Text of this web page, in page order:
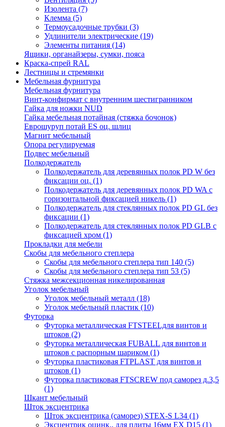
Изолента (7)
Клемма (5)
Термоусадочные трубки (3)
Удлинители электрические (19)
Элементы питания (14)
Ящики, органайзеры, сумки, пояса
Краска-спрей RAL
Лестницы и стремянки
Мебельная фурнитура
Мебельная фурнитура
Винт-конфирмат с внутренним шестигранником
Гайка для ножки NUD
Гайка мебельная потайная (стяжка бочонок)
Еврошуруп потай ES оц. шлиц
Магнит мебельный
Опора регулируемая
Подвес мебельный
Полкодержатель
Полкодержатель для деревянных полок PD W без
фиксации оц. (1)
Полкодержатель для деревянных полок PD WA с
горизонтальной фиксацией никель (1)
Полкодержатель для стеклянных полок PD GL без
фиксации (1)
Полкодержатель для стеклянных полок PD GLВ с
фиксацией хром (1)
Прокладки для мебели
Скобы для мебельного степлера
Скобы для мебельного степлера тип 140 (5)
Скобы для мебельного степлера тип 53 (5)
Стяжка межсекционная никелированная
Уголок мебельный
Уголок мебельный металл (18)
Уголок мебельный пластик (10)
Футорка
Футорка металлическая FTSTEELдля винтов и
штоков (2)
Футорка металлическая FUBALL для винтов и
штоков с распорным шариком (1)
Футорка пластиковая FTPLAST для винтов и
штоков (1)
Футорка пластиковая FTSCREW под саморез д.3,5
(1)
Шкант мебельный
Шток эксцентрика
Шток эксцентрика (саморез) STEX-S L34 (1)
Эксцентрик оцинк., для плиты 16мм EX D15 (1)